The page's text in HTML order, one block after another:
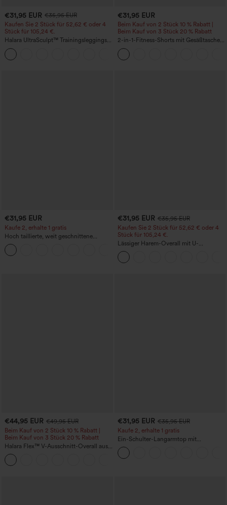
€31,95 EUR €35,95 EUR
Kaufen Sie 2 Stück für 52,62 € oder 4
Stück für 105,24 €.
Halara UltraSculpt™ Trainingsleggings
mit hoher Taille – formend, Po-Lifting,
Bauchkontrolle und mit Taschen
€31,95 EUR
Beim Kauf von 2 Stück 10 % Rabatt |
Beim Kauf von 3 Stück 20 % Rabatt
2-in-1-Fitness-Shorts mit Gesäßtasche
und seitlicher versteckter Tasche 6,3 cm
€31,95 EUR
Kaufe 2, erhalte 1 gratis
Hoch taillierte, weit geschnittene
Freizeithose aus Leinenmischung mit
Kordelzug und Taschen
€31,95 EUR €35,95 EUR
Kaufen Sie 2 Stück für 52,62 € oder 4
Stück für 105,24 €.
Lässiger Harem-Overall mit U-
Ausschnitt und Taschen - Easy Peezy
Edition
€44,95 EUR €49,95 EUR
Beim Kauf von 2 Stück 10 % Rabatt |
Beim Kauf von 3 Stück 20 % Rabatt
Halara Flex™ V-Ausschnitt-Overall aus
gewaschenem Denim mit Taschen –
lässig
€31,95 EUR €35,95 EUR
Kaufe 2, erhalte 1 gratis
Ein-Schulter-Langarmtop mit
Daumenloch, geschwungener Saum
(High-Low), schnell trocknend – Yoga-
Sporttop mit integriertem BH